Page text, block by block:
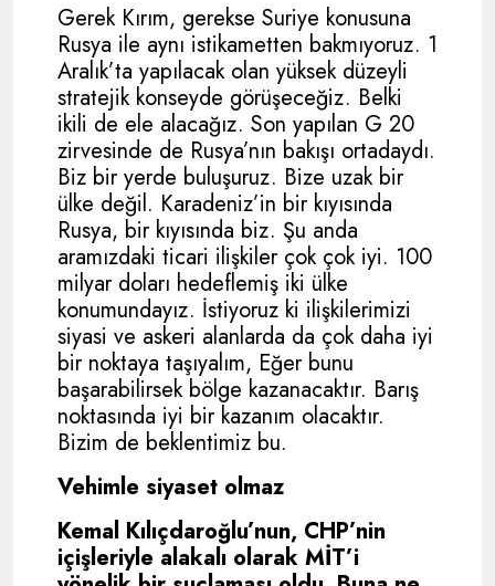
Gerek Kırım, gerekse Suriye konusuna
Rusya ile aynı istikametten bakmıyoruz. 1
Aralık’ta yapılacak olan yüksek düzeyli
stratejik konseyde görüşeceğiz. Belki
ikili de ele alacağız. Son yapılan G 20
zirvesinde de Rusya’nın bakışı ortadaydı.
Biz bir yerde buluşuruz. Bize uzak bir
ülke değil. Karadeniz’in bir kıyısında
Rusya, bir kıyısında biz. Şu anda
aramızdaki ticari ilişkiler çok çok iyi. 100
milyar doları hedeflemiş iki ülke
konumundayız. İstiyoruz ki ilişkilerimizi
siyasi ve askeri alanlarda da çok daha iyi
bir noktaya taşıyalım, Eğer bunu
başarabilirsek bölge kazanacaktır. Barış
noktasında iyi bir kazanım olacaktır.
Bizim de beklentimiz bu.
Vehimle siyaset olmaz
Kemal Kılıçdaroğlu’nun, CHP’nin
içişleriyle alakalı olarak MİT’i